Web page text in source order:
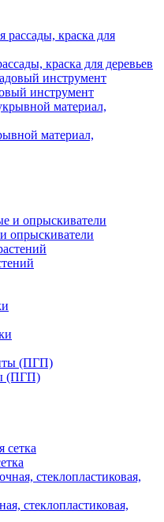
краска для деревьев
инструмент
материал,
опрыскиватели
(ПГП)
стеклопластиковая,